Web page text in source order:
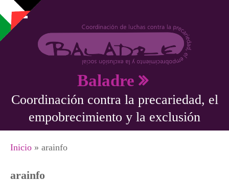
Pasar al contenido principal
Baladre
Coordinación contra la precariedad, el
empobrecimiento y la exclusión
Se encuentra usted aquí
Inicio » arainfo
arainfo